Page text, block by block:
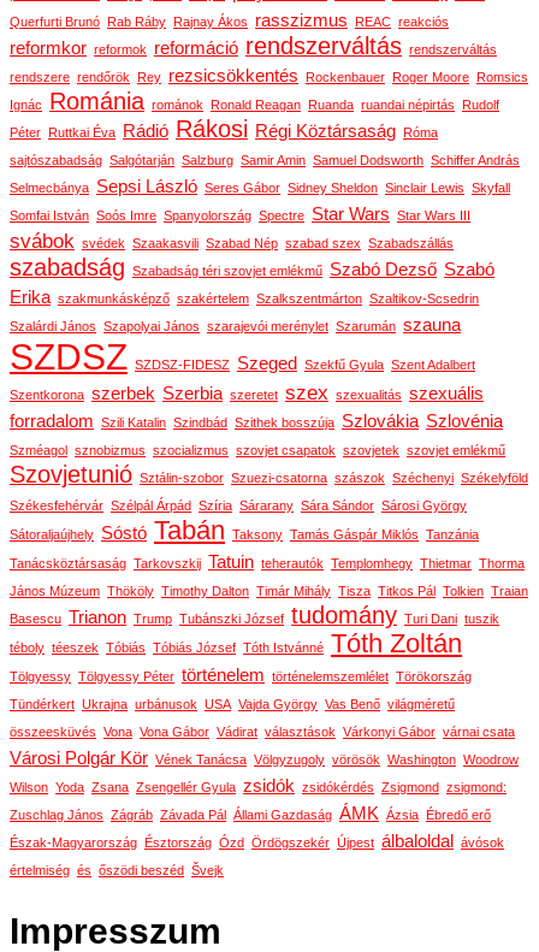
Querfurti Brunó Rab Ráby Rajnay Ákos rasszizmus REAC reakciós
reformkor reformok reformáció rendszerváltás rendszerváltás
rendszere rendőrök Rey rezsicsökkentés Rockenbauer Roger Moore Romsics
Ignác
Románia románok Ronald Reagan Ruanda ruandai népirtás Rudolf
Péter Ruttkai Éva Rádió Rákosi Régi Köztársaság Róma
sajtószabadság Salgótarján Salzburg Samir Amin Samuel Dodsworth Schiffer András
Selmecbánya Sepsi László Seres Gábor Sidney Sheldon Sinclair Lewis Skyfall
Somfai István Soós Imre Spanyolország Spectre Star Wars Star Wars III
svábok svédek Szaakasvili Szabad Nép szabad szex Szabadszállás
szabadság Szabadság téri szovjet emlékmű Szabó Dezső Szabó
Erika szakmunkásképző szakértelem Szalkszentmárton Szaltikov-Scsedrin
Szalárdi János Szapolyai János szarajevói merénylet Szarumán szauna
SZDSZ SZDSZ-FIDESZ Szeged Szekfű Gyula Szent Adalbert
Szentkorona szerbek Szerbia szeretet szex szexualitás szexuális
forradalom Szili Katalin Szindbád Szithek bosszúja Szlovákia Szlovénia
Szméagol sznobizmus szocializmus szovjet csapatok szovjetek szovjet emlékmű
Szovjetunió Sztálin-szobor Szuezi-csatorna szászok Széchenyi Székelyföld
Székesfehérvár Szélpál Árpád Szíria Sárarany Sára Sándor Sárosi György
Sátoraljaújhely Sóstó Tabán Taksony Tamás Gáspár Miklós Tanzánia
Tanácsköztársaság Tarkovszkij Tatuin teherautók Templomhegy Thietmar Thorma
János Múzeum Thököly Timothy Dalton Timár Mihály Tisza Titkos Pál Tolkien Traian
Basescu Trianon Trump Tubánszki József tudomány Turi Dani tuszik
téboly téeszek Tóbiás Tóbiás József Tóth Istvánné Tóth Zoltán
Tölgyessy Tölgyessy Péter történelem történelemszemlélet Törökország
Tündérkert Ukrajna urbánusok USA Vajda György Vas Benő világméretű
összeesküvés Vona Vona Gábor Vádirat választások Várkonyi Gábor várnai csata
Városi Polgár Kör Vének Tanácsa Völgyzugoly vörösök Washington Woodrow
Wilson Yoda Zsana Zsengellér Gyula zsidók zsidókérdés Zsigmond zsigmond:
Zuschlag János Zágráb Závada Pál Állami Gazdaság ÁMK Ázsia Ébredő erő
Észak-Magyarország Észtország Ózd Ördögszekér Újpest álbaloldal
ávósok
értelmiség és őszödi beszéd Švejk
Impresszum